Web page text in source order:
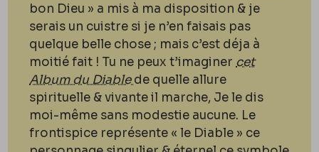
bon Dieu » a mis à ma disposition & je
serais un cuistre si je n’en faisais pas
quelque belle chose ; mais c’est déja à
moitié fait ! Tu ne peux t’imaginer cet
Album du Diablede quelle allure
spirituelle & vivante il marche, Je le dis
moi-même sans modestie aucune. Le
frontispice représente « le Diable » ce